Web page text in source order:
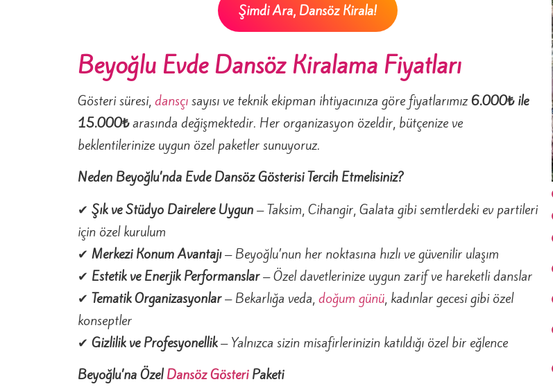
Şimdi Ara, Dansöz Kirala!
Beyoğlu Evde Dansöz Kiralama Fiyatları
Gösteri süresi,dansçısayısı ve teknik ekipman ihtiyacınıza göre fiyatlarımız 6.000₺ ile
15.000₺arasında değişmektedir. Her organizasyon özeldir, bütçenize ve
beklentilerinize uygun özel paketler sunuyoruz.
Neden Beyoğlu’nda Evde Dansöz Gösterisi Tercih Etmelisiniz?
✔ Şık ve Stüdyo Dairelere Uygun– Taksim, Cihangir, Galata gibi semtlerdeki ev partileri
için özel kurulum
✔ Merkezi Konum Avantajı– Beyoğlu’nun her noktasına hızlı ve güvenilir ulaşım
✔ Estetik ve Enerjik Performanslar– Özel davetlerinize uygun zarif ve hareketli danslar
✔ Tematik Organizasyonlar– Bekarlığa veda,doğum günü, kadınlar gecesi gibi özel
konseptler
✔ Gizlilik ve Profesyonellik– Yalnızca sizin misafirlerinizin katıldığı özel bir eğlence
Beyoğlu’na ÖzelDansöz GösteriPaketi